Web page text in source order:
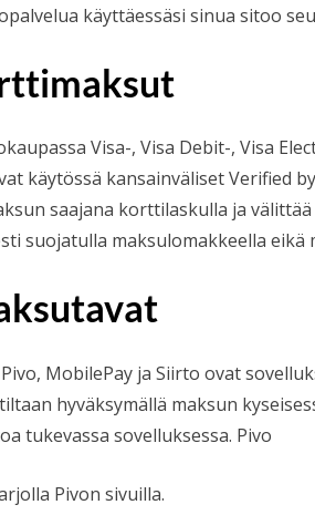
käyttäessäsi sinua sitoo
Visa-, Visa Debit-, Visa
käytössä kansainväliset Verified
saajana korttilaskulla ja
suojatulla maksulomakkeella
MobilePay ja Siirto ovat
hyväksymällä maksun
tukevassa sovelluksessa. Pivo
Pivon sivuilla.